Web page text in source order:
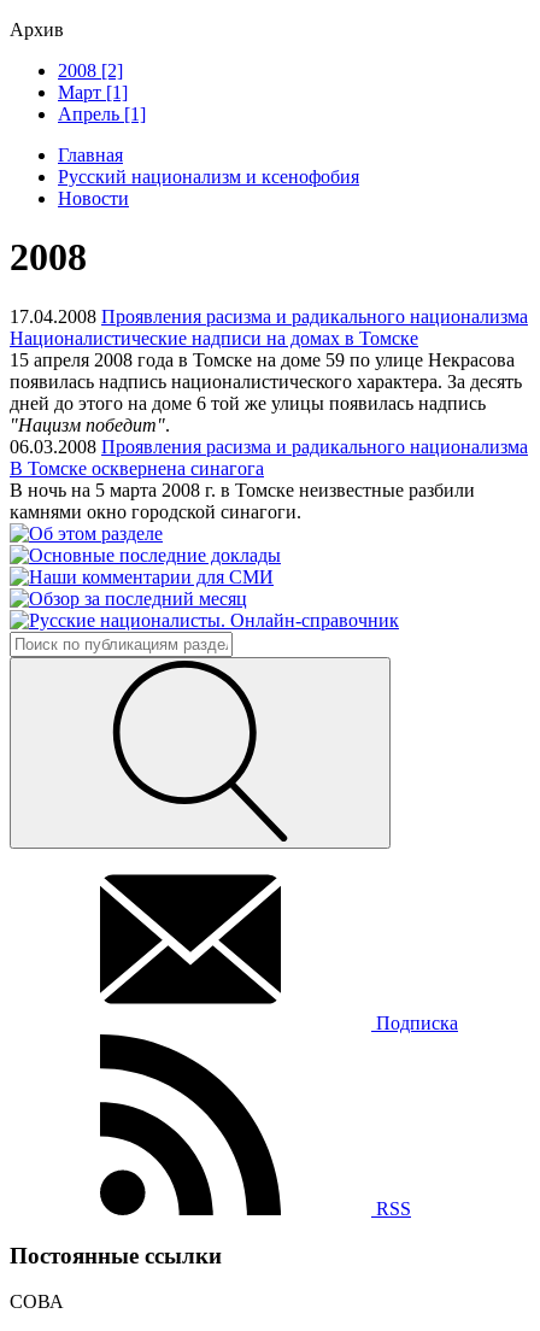
Архив
2008 [2]
Март [1]
Апрель [1]
Главная
Русский национализм и ксенофобия
Новости
2008
17.04.2008 Проявления расизма и радикального национализма
Националистические надписи на домах в Томске
15 апреля 2008 года в Томске на доме 59 по улице Некрасова
появилась надпись националистического характера. За десять
дней до этого на доме 6 той же улицы появилась надпись
"Нацизм победит".
06.03.2008 Проявления расизма и радикального национализма
В Томске осквернена синагога
В ночь на 5 марта 2008 г. в Томске неизвестные разбили
камнями окно городской синагоги.
Подписка
RSS
Постоянные ссылки
СОВА